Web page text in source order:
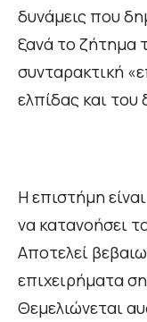
δυνάμεις που
ξανά το ζήτημα
συνταρακτική
ελπίδας και
Η επιστήμη
να κατανοήσει
Αποτελεί
επιχειρήματα
Θεμελιώνεται